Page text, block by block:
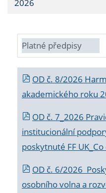
2026
Platné předpisy
OD č. 8/2026
akademického roku
OD č. 7_2026
institucionální
poskytnuté FF
OD č. 6/2026
osobního volna a